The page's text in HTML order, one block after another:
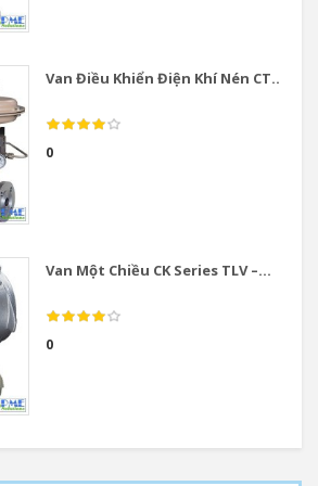
Van Điều Khiển Điện Khí Nén CT...
0
Van Một Chiều CK Series TLV –...
0